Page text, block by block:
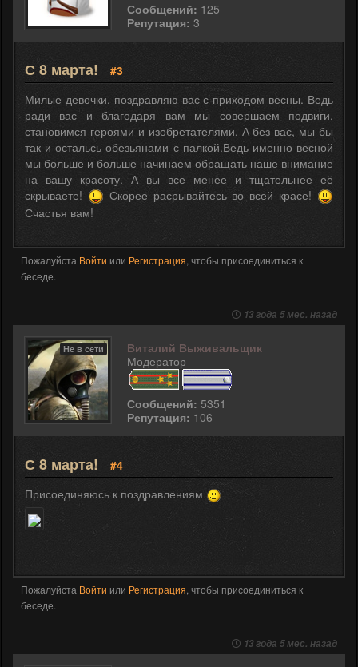
Сообщений: 125
Репутация: 3
С 8 марта!
#3
Милые девочки, поздравляю вас с приходом весны. Ведь
ради вас и благодаря вам мы совершаем подвиги,
становимся героями и изобретателями. А без вас, мы бы
так и остальсь обезьянами с палкой.Ведь именно весной
мы больше и больше начинаем обращать наше внимание
на вашу красоту. А вы все менее и тщательнее её
скрываете!
Скорее расрывайтесь во всей красе!
Счастья вам!
Пожалуйста Войти или Регистрация, чтобы присоединиться к
беседе.
13 года 5 мес. назад
Не в сети
Виталий Выживальщик
Модератор
Сообщений: 5351
Репутация: 106
С 8 марта!
#4
Присоединяюсь к поздравлениям
Пожалуйста Войти или Регистрация, чтобы присоединиться к
беседе.
13 года 5 мес. назад